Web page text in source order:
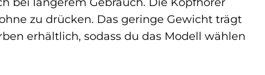
zu drücken. Das geringe Gewicht trägt
erhältlich, sodass du das Modell wählen